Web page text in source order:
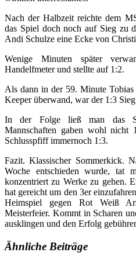
Nach der Halbzeit reichte dem
das Spiel doch noch auf Sieg zu
Andi Schulze eine Ecke von
Wenige Minuten später
Handelfmeter und stellte auf 1:2.
Als dann in der 59. Minute Tobias
Keeper überwand, war der 1:3
In der Folge ließ man das
Mannschaften gaben wohl nicht
Schlusspfiff immernoch 1:3.
Fazit. Klassischer Sommerkick.
Woche entschieden wurde, tat
konzentriert zu Werke zu gehen.
hat gereicht um den 3er
Heimspiel gegen Rot Weiß
Meisterfeier. Kommt in Scharen
ausklingen und den Erfolg
Ähnliche Beiträge